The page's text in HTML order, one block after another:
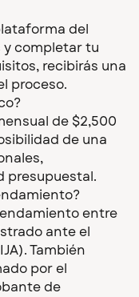
del
completar tu
recibirás una
proceso.
de $2,500
de una
presupuestal.
entre
ante el
También
por el
de